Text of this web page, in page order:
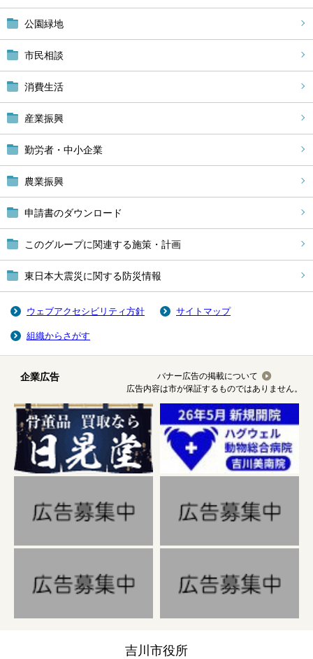
公園緑地
市民相談
消費生活
産業振興
勤労者・中小企業
農業振興
申請書のダウンロード
このグループに関連する施策・計画
東日本大震災に関する防災情報
ウェブアクセシビリティ方針 サイトマップ
組織からさがす
企業広告
バナー広告の掲載について
広告内容は市が保証するものではありません。
吉川市役所